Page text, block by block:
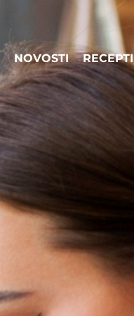
RECEPTI
NOVOSTI RECEPTI